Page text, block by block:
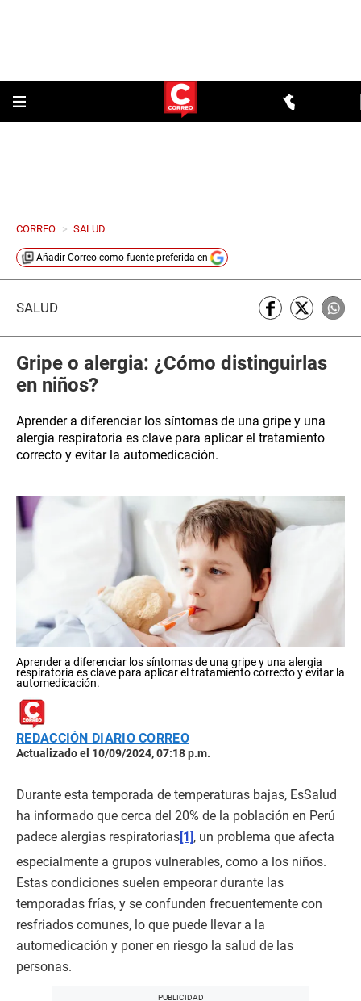
CORREO > SALUD
Añadir Correo como fuente preferida en
SALUD
Gripe o alergia: ¿Cómo distinguirlas
en niños?
Aprender a diferenciar los síntomas de una gripe y una
alergia respiratoria es clave para aplicar el tratamiento
correcto y evitar la automedicación.
Aprender a diferenciar los síntomas de una gripe y una alergia
respiratoria es clave para aplicar el tratamiento correcto y evitar la
automedicación.
REDACCIÓN DIARIO CORREO
Actualizado el 10/09/2024, 07:18 p.m.
Durante esta temporada de temperaturas bajas, EsSalud
ha informado que cerca del 20% de la población en Perú
padece alergias respiratorias[1], un problema que afecta
especialmente a grupos vulnerables, como a los niños.
Estas condiciones suelen empeorar durante las
temporadas frías, y se confunden frecuentemente con
resfriados comunes, lo que puede llevar a la
automedicación y poner en riesgo la salud de las
personas.